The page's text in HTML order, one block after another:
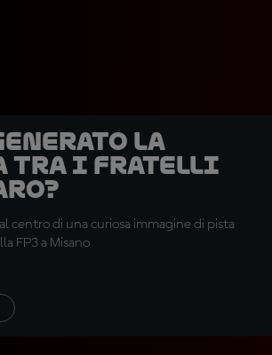
la
tra i fratelli
centro di una curiosa immagine di pista
FP3 a Misano